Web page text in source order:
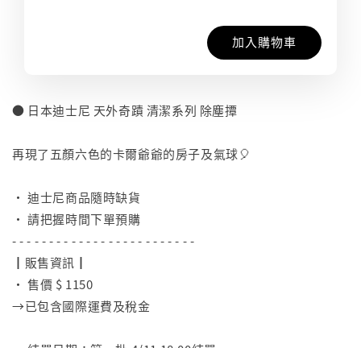
加入購物車
● 日本迪士尼 天外奇蹟 清潔系列 除塵撢
再現了五顏六色的卡爾爺爺的房子及氣球🎈
• 迪士尼商品隨時缺貨
• 請把握時間下單預購
- - - - - - - - - - - - - - - - - - - - - - - - -
┃販售資訊┃
• 售價 $ 1150
→已包含國際運費及稅金